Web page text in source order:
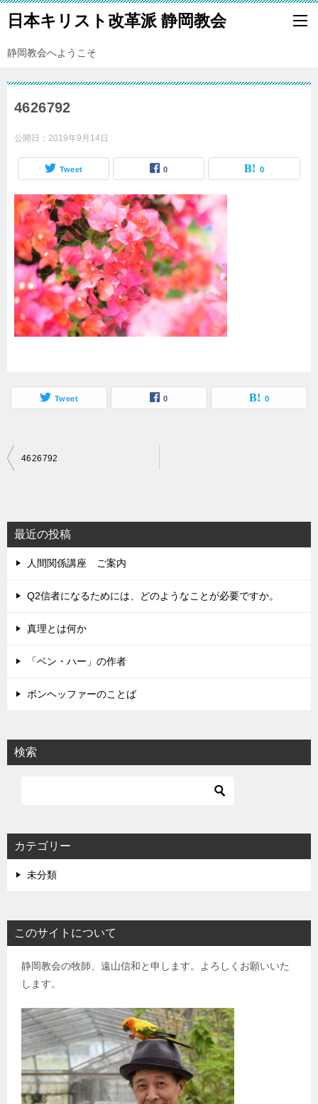
日本キリスト改革派 静岡教会
静岡教会へようこそ
4626792
公開日： 2019年9月14日
Tweet 0 0
Tweet 0 0
投
ビ
ゲ
ー
シ
4626792
最近の投稿
人間関係講座 ご案内
Q2信者になるためには、どのようなことが必要ですか。
真理とは何か
「ベン・ハー」の作者
ボンヘッファーのことば
検索
カテゴリー
未分類
このサイトについて
静岡教会の牧師、遠山信和と申します。よろしくお願いいた
します。